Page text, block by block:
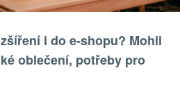
i do e-shopu? Mohli
oblečení, potřeby pro